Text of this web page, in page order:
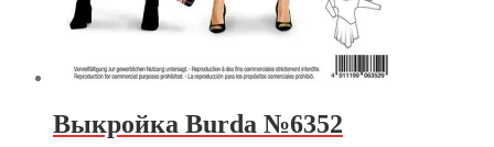
Выкройка Burda №6352